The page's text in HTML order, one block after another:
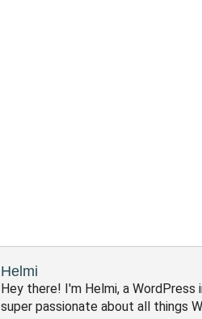
Helmi
Hey there! I'm Helmi, a
super passionate about all things